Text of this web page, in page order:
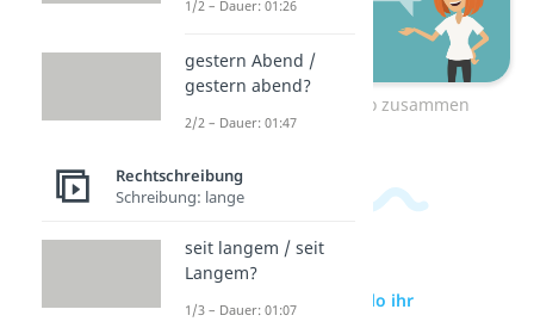
Zum Video: Hallo zusammen
zur Videoseite: Hallo ihr
1/2 – Dauer: 01:26
gestern Abend /
gestern abend?
2/2 – Dauer: 01:47
Rechtschreibung
Schreibung: lange
seit langem / seit
Langem?
1/3 – Dauer: 01:07